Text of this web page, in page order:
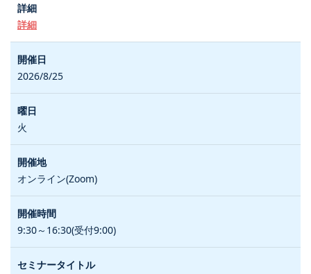
詳細
2026/8/25
火
オンライン(Zoom)
9:30～16:30(受付9:00)